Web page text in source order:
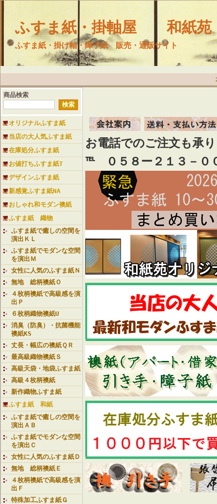
ふすま紙・掛軸屋 和紙苑
ふすま紙・掛け軸・障子紙 販売・通販サイト
商品検索
オリジナルふすま紙
当店の大人気ふすま紙
在庫処分ふすま紙
お値打ちふすま紙T
デザインふすま紙
新感覚ふすま紙NA
おしゃれ和モダン襖紙
ふすま紙 織物
ふすま紙で癒しの空間を
演出ＫＬ
ふすま紙でモダンな空間
を演出Ｍ
女性に人気のふすま紙Ｎ
無地 総柄襖紙Ｏ
４枚柄襖紙で高級感を演
出Ｐ
６枚柄織物襖紙U
消臭（防臭）・抗菌機能
襖紙KS
丈長・幅広の襖紙ＱＲ
最高級織物襖紙Ｓ
高級天袋・地袋ふすま紙
高級４枚柄襖紙
新作織物ふすま紙
ふすま紙 和紙
ふすま紙で癒しの空間を
演出ＡＢ
ふすま紙でモダンな空間
を演出Ｃ
女性に人気のふすま紙Ｄ
無地 総柄襖紙Ｅ
４枚柄襖紙で高級感を演
出Ｆ
特殊加工ふすま紙Ｇ
お電話でのご注文も承
℡ ０５８ー２１３－０